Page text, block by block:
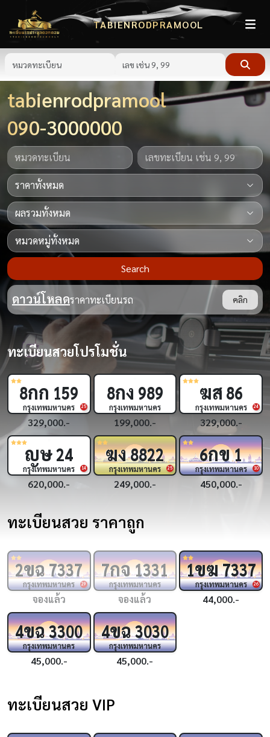
TABIENRODPRAMOOL
tabienrodpramool
090-3000000
Search
ดาวน์โหลดราคาทะเบียนรถ คลิก
ทะเบียนสวยโปรโมชั่น
25
8กก 159
กรุงเทพมหานคร
329,000.-
8กง 989
กรุงเทพมหานคร
199,000.-
24
ฆส86
กรุงเทพมหานคร
329,000.-
14
ญษ24
กรุงเทพมหานคร
620,000.-
25
ฆง8822
กรุงเทพมหานคร
249,000.-
10
6กข1
กรุงเทพมหานคร
450,000.-
ทะเบียนสวย ราคาถูก
29
2ขฉ7337
กรุงเทพมหานคร
จองแล้ว
7กจ1331
กรุงเทพมหานคร
จองแล้ว
26
1ขฆ7337
กรุงเทพมหานคร
44,000.-
4ขฉ3300
กรุงเทพมหานคร
45,000.-
4ขฉ3030
กรุงเทพมหานคร
45,000.-
ทะเบียนสวย VIP